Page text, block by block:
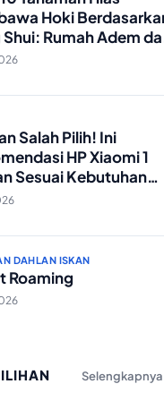
Hoki
Shui: Rumah Adem
Lancar!
Salah Pilih! Ini
HP Xiaomi 1
Sesuai Kebutuhan
DAHLAN ISKAN
Roaming